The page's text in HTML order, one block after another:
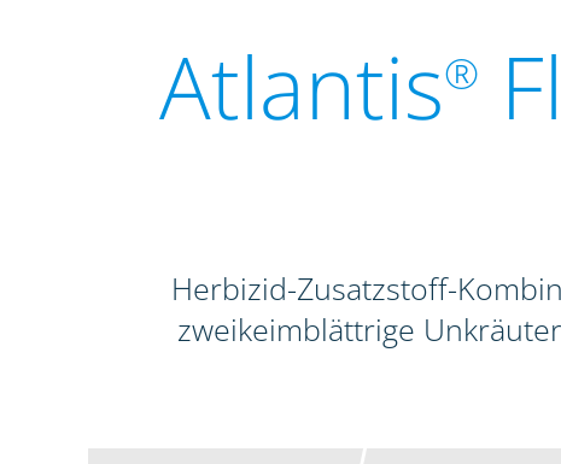
Atlantis®
Herbizid-Zusatzstoff-
zweikeimblättrige